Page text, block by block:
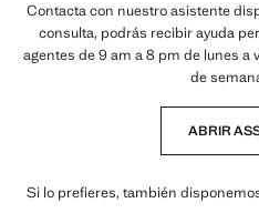
Contacta con nuestro asistente
consulta, podrás recibir ayuda
agentes de 9 am a 8 pm de lunes a
de
ABRIR
Si lo prefieres, también